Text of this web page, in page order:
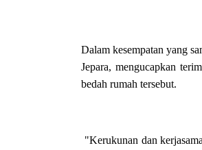
Dalam kesempatan yang
Jepara, mengucapkan
bedah rumah tersebut.
"Kerukunan dan